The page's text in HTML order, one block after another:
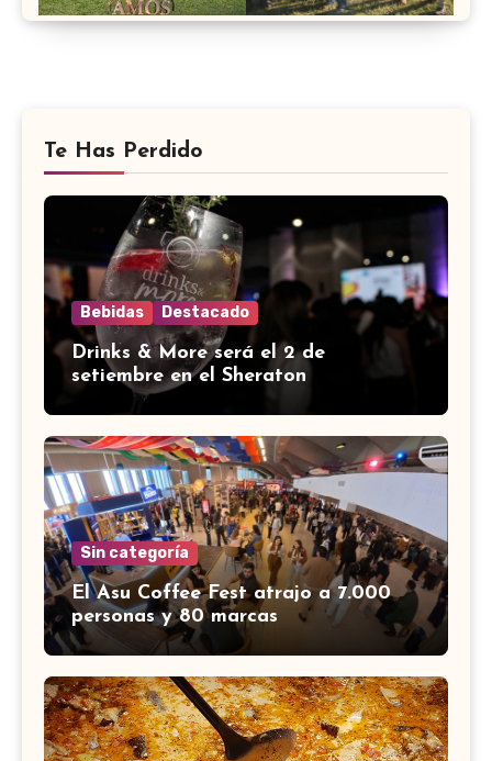
Te Has Perdido
Bebidas Destacado
Drinks & More será el 2 de
setiembre en el Sheraton
Sin categoría
El Asu Coffee Fest atrajo a 7.000
personas y 80 marcas